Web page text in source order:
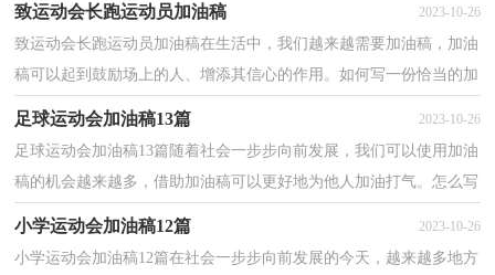
致运动会长跑运动员加油稿 2023-10-26
致运动会长跑运动员加油稿在生活中，我们越来越需要加油稿，加油
稿可以起到鼓励场上的人、增添其信心的作用。如何写一份恰当的加
足球运动会加油稿13篇 2023-10-26
足球运动会加油稿13篇随着社会一步步向前发展，我们可以使用加油
稿的机会越来越多，借助加油稿可以更好地为他人加油打气。怎么写
小学运动会加油稿12篇 2023-10-26
小学运动会加油稿12篇在社会一步步向前发展的今天，越来越多地方